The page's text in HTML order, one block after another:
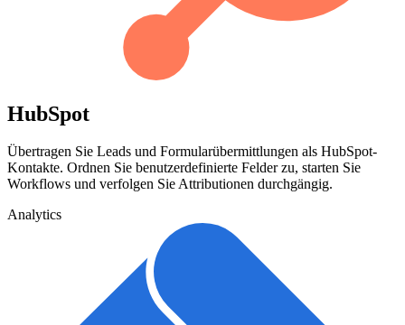
HubSpot
Übertragen Sie Leads und Formularübermittlungen als HubSpot-
Kontakte. Ordnen Sie benutzerdefinierte Felder zu, starten Sie
Workflows und verfolgen Sie Attributionen durchgängig.
Analytics